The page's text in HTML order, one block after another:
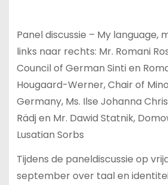
Panel discussie – My language,
links naar rechts: Mr. Romani
Council of German Sinti en
Hougaard-Werner, Chair of
Germany, Ms. Ilse Johanna
Rädj en Mr. Dawid Statnik,
Lusatian Sorbs
Tijdens de paneldiscussie op
september over taal en